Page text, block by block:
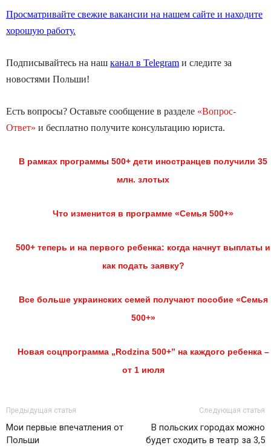
Просматривайте свежие вакансии на нашем сайте и находите
хорошую работу.
Подписывайтесь на наш канал в Telegram и следите за
новостями Польши!
Есть вопросы? Оставьте сообщение в разделе «Вопрос-
Ответ» и бесплатно получите консультацию юриста.
В рамках программы 500+ дети иностранцев получили 35
млн. злотых
Что изменится в программе «Семья 500+»
500+ теперь и на первого ребенка: когда начнут выплаты и
как подать заявку?
Все больше украинских семей получают пособие «Семья
500+»
Новая соцпрограмма „Rodzina 500+” на каждого ребенка –
от 1 июля
Предыдущая статья
Мои первые впечатления от
Польши
Следующая статья
В польских городах можно
будет сходить в театр за 3,5